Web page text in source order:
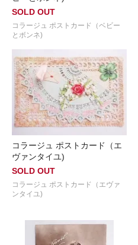
SOLD OUT
コラージュ ポストカード（ベビー
とボンネ)
コラージュ ポストカード（エ
ヴァンタイユ)
SOLD OUT
コラージュ ポストカード（エヴァ
ンタイユ)